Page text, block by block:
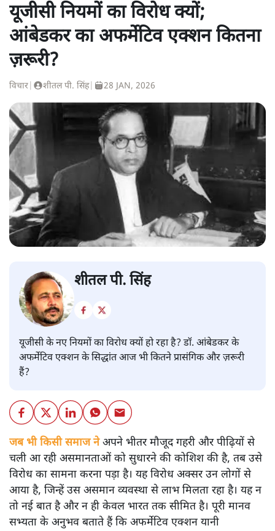
यूजीसी नियमों का विरोध क्यों;
आंबेडकर का अफर्मेटिव एक्शन कितना
ज़रूरी?
विचार शीतल पी. सिंह| 28 JAN, 2026
शीतल पी. सिंह
यूजीसी के नए नियमों का विरोध क्यों हो रहा है? डॉ. आंबेडकर के
अफर्मेटिव एक्शन के सिद्धांत आज भी कितने प्रासंगिक और ज़रूरी
हैं?
जब भी किसी समाज नेअपने भीतर मौजूद गहरी और पीढ़ियों से
चली आ रही असमानताओं को सुधारने की कोशिश की है, तब उसे
विरोध का सामना करना पड़ा है। यह विरोध अक्सर उन लोगों से
आया है, जिन्हें उस असमान व्यवस्था से लाभ मिलता रहा है। यह न
तो नई बात है और न ही केवल भारत तक सीमित है। पूरी मानव
सभ्यता के अनुभव बताते हैं कि अफर्मेटिव एक्शन यानी